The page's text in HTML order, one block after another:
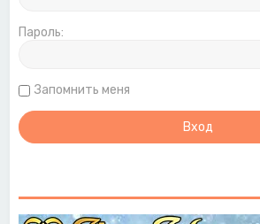
Пароль:
Запомнить меня